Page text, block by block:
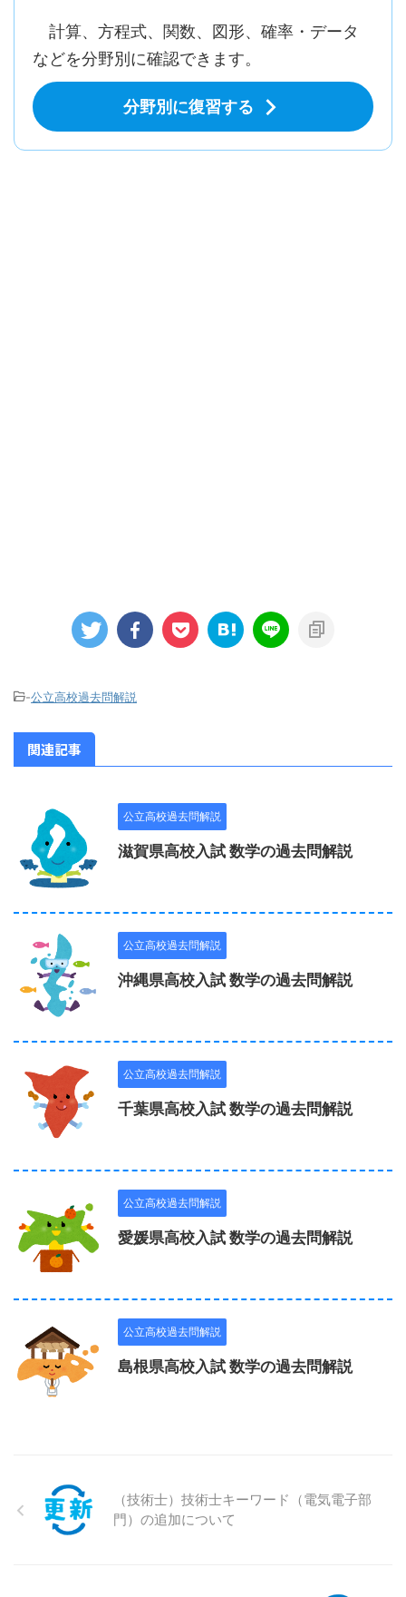
計算、方程式、関数、図形、確率・データ
などを分野別に確認できます。
分野別に復習する
-公立高校過去問解説
関連記事
公立高校過去問解説
滋賀県高校入試 数学の過去問解説
公立高校過去問解説
沖縄県高校入試 数学の過去問解説
公立高校過去問解説
千葉県高校入試 数学の過去問解説
公立高校過去問解説
愛媛県高校入試 数学の過去問解説
公立高校過去問解説
島根県高校入試 数学の過去問解説
（技術士）技術士キーワード（電気電子部
門）の追加について